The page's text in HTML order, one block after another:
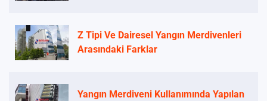
Z Tipi Ve Dairesel Yangın Merdivenleri
Arasındaki Farklar
Yangın Merdiveni Kullanımında Yapılan